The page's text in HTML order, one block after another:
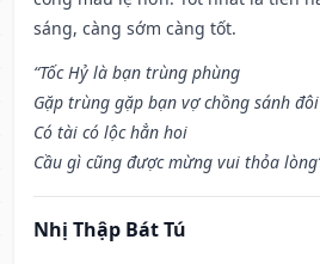
sáng, càng sớm càng tốt.
“Tốc Hỷ là bạn trùng phùng
Gặp trùng gặp bạn vợ chồng sánh đôi
Có tài có lộc hẳn hoi
Cầu gì cũng được mừng vui thỏa
Nhị Thập Bát Tú